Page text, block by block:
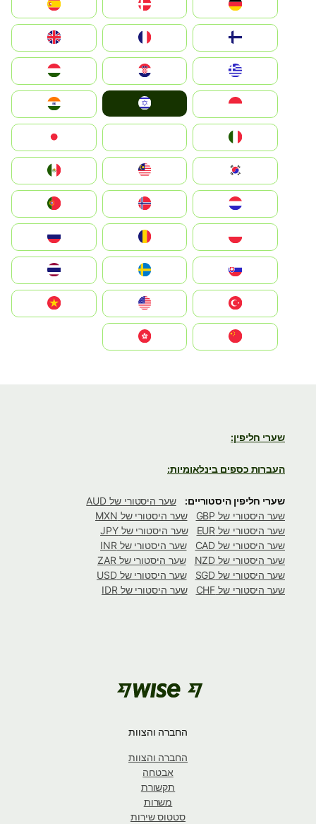
Deutschland
Denmark
United Kingdom
Hrvatska
Magyarország
Indonesia
South Korea
Nederland
Portugal
România
Slovensko
United States
Vietnam
שערי חליפין:
העברות כספים בינלאומיות:
שערי חליפין היסטוריים:
שער היסטורי של AUD
שער היסטורי של GBP
שער היסטורי של MXN
שער היסטורי של EUR
שער היסטורי של JPY
שער היסטורי של CAD
שער היסטורי של INR
שער היסטורי של NZD
שער היסטורי של ZAR
שער היסטורי של SGD
שער היסטורי של USD
שער היסטורי של CHF
שער היסטורי של IDR
החברה והצוות
החברה והצוות
אבטחה
תקשורת
משרות
סטטוס שירות